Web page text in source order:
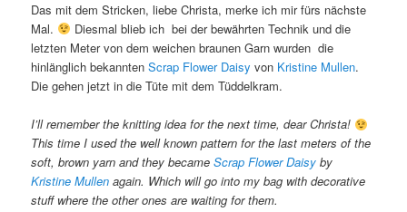
Das mit dem Stricken, liebe Christa, merke ich mir fürs nächste
Mal.
Diesmal blieb ich bei der bewährten Technik und die
letzten Meter von dem weichen braunen Garn wurden die
hinlänglich bekanntenScrap Flower Daisy von Kristine Mullen.
Die gehen jetzt in die Tüte mit dem Tüddelkram.
I’ll remember the knitting idea for the next time, dear Christa!
This time I used the well known pattern for the last meters of the
soft, brown yarn and they becameScrap Flower Daisy by
Kristine Mullen again. Which will go into my bag with decorative
stuff where the other ones are waiting for them.